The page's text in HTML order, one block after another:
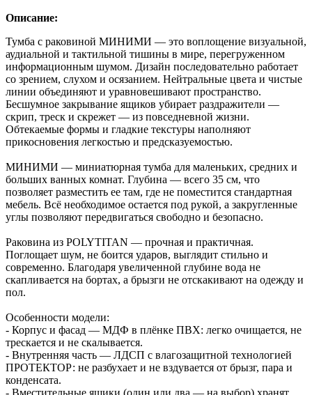
Описание:
Тумба с раковиной МИНИМИ — это воплощение визуальной,
аудиальной и тактильной тишины в мире, перегруженном
информационным шумом. Дизайн последовательно работает
со зрением, слухом и осязанием. Нейтральные цвета и чистые
линии объединяют и уравновешивают пространство.
Бесшумное закрывание ящиков убирает раздражители —
скрип, треск и скрежет — из повседневной жизни.
Обтекаемые формы и гладкие текстуры наполняют
прикосновения легкостью и предсказуемостью.
МИНИМИ — миниатюрная тумба для маленьких, средних и
больших ванных комнат. Глубина — всего 35 см, что
позволяет разместить ее там, где не поместится стандартная
мебель. Всё необходимое остается под рукой, а закругленные
углы позволяют передвигаться свободно и безопасно.
Раковина из POLYTITAN — прочная и практичная.
Поглощает шум, не боится ударов, выглядит стильно и
современно. Благодаря увеличенной глубине вода не
скапливается на бортах, а брызги не отскакивают на одежду и
пол.
Особенности модели:
- Корпус и фасад — МДФ в плёнке ПВХ: легко очищается, не
трескается и не скалывается.
- Внутренняя часть — ЛДСП с влагозащитной технологией
ПРОТЕКТОР: не разбухает и не вздувается от брызг, пара и
конденсата.
- Вместительные ящики (один или два — на выбор) хранят